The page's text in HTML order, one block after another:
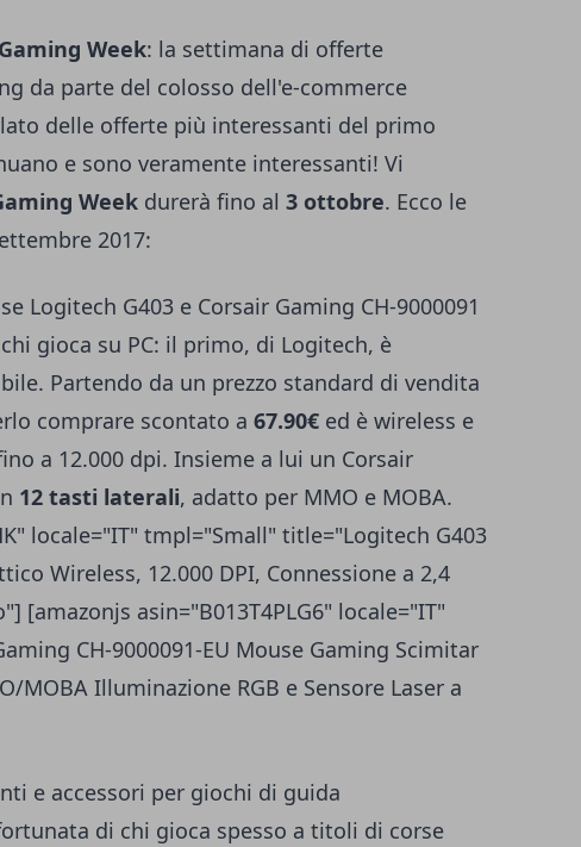
Week: la settimana di offerte
da parte del colosso dell'e-commerce
delle offerte più interessanti del primo
e sono veramente interessanti! Vi
Week durerà fino al 3 ottobre. Ecco le
2017:
Logitech G403 e Corsair Gaming CH-9000091
gioca su PC: il primo, di Logitech, è
Partendo da un prezzo standard di vendita
comprare scontato a 67.90€ ed è wireless e
a 12.000 dpi. Insieme a lui un Corsair
12 tasti laterali, adatto per MMO e MOBA.
locale="IT" tmpl="Small" title="Logitech G403
Wireless, 12.000 DPI, Connessione a 2,4
[amazonjs asin="B013T4PLG6" locale="IT"
CH-9000091-EU Mouse Gaming Scimitar
MOBA Illuminazione RGB e Sensore Laser a
e accessori per giochi di guida
di chi gioca spesso a titoli di corse